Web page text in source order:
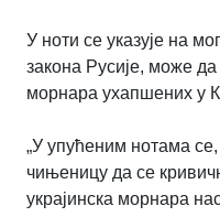
У ноти се указује на
закона Русије, може
морнара ухапшених у
„У упућеним нотама се,
чињеницу да се
украјинска морнара